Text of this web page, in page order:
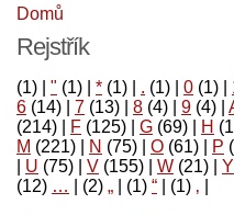
Domů
Rejstřík
(1) " (1) * (1) . (1) 0 (1)
6 (14) 7 (13) 8 (4) 9 (4)
(214)
F (125) G (69) H
M (221) N (75) O (61) P
U (75) V (155) W (21) Y
‚
(1)
“
(1)
„
(2)
…
(12)